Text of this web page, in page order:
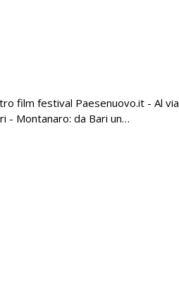
film festival Paesenuovo.it - Al via
- Montanaro: da Bari un…